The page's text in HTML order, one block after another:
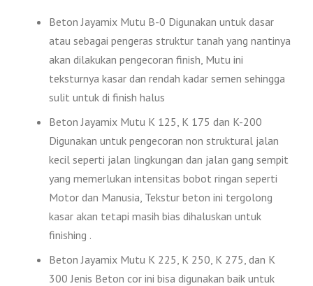
Beton Jayamix Mutu B-0 Digunakan untuk dasar
atau sebagai pengeras struktur tanah yang nantinya
akan dilakukan pengecoran finish, Mutu ini
teksturnya kasar dan rendah kadar semen sehingga
sulit untuk di finish halus
Beton Jayamix Mutu K 125, K 175 dan K-200
Digunakan untuk pengecoran non struktural jalan
kecil seperti jalan lingkungan dan jalan gang sempit
yang memerlukan intensitas bobot ringan seperti
Motor dan Manusia, Tekstur beton ini tergolong
kasar akan tetapi masih bias dihaluskan untuk
finishing .
Beton Jayamix Mutu K 225, K 250, K 275, dan K
300 Jenis Beton cor ini bisa digunakan baik untuk